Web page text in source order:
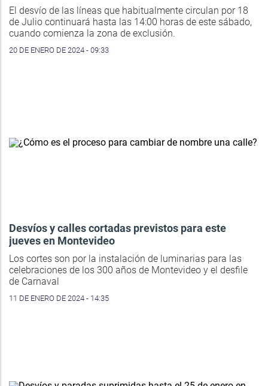
El desvío de las líneas que habitualmente circulan por 18
de Julio continuará hasta las 14:00 horas de este sábado,
cuando comienza la zona de exclusión.
20 DE ENERO DE 2024 - 09:33
Desvíos y calles cortadas previstos para este
jueves en Montevideo
Los cortes son por la instalación de luminarias para las
celebraciones de los 300 años de Montevideo y el desfile
de Carnaval
11 DE ENERO DE 2024 - 14:35